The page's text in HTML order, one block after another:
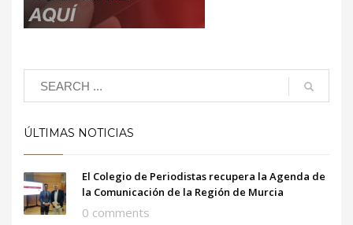
ÚLTIMAS NOTICIAS
El Colegio de Periodistas recupera la Agenda de
la Comunicación de la Región de Murcia
0 comments